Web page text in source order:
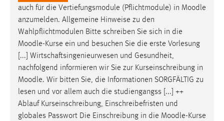
auch für die Vertiefungsmodule (Pflichtmodule) in Moodle
anzumelden. Allgemeine Hinweise zu den
Wahlpflichtmodulen Bitte schreiben Sie sich in die
Moodle-Kurse ein und besuchen Sie die erste Vorlesung
[...] Wirtschaftsingenieurwesen und Gesundheit,
nachfolgend informieren wir Sie zur Kurseinschreibung in
Moodle. Wir bitten Sie, die Informationen SORGFÄLTIG zu
lesen und vor allem auch die studiengangss [...] ++
Ablauf Kurseinschreibung, Einschreibefristen und
globales Passwort Die Einschreibung in die Moodle-Kurse
Google Ads
Name:
Anbieter:
Google Ireland Limited
Zweck:
Conversion-Tracking
Cookie Laufzeit: